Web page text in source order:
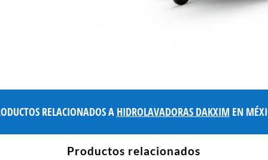
RELACIONADOS A HIDROLAVADORAS DAKXIM EN
Productos relacionados